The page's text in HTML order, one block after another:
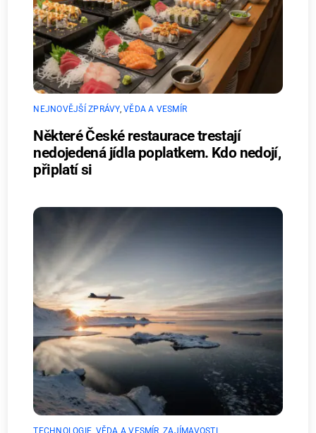
NEJNOVĚJŠÍ ZPRÁVY,VĚDA A VESMÍR
Některé České restaurace trestají
nedojedená jídla poplatkem. Kdo nedojí,
připlatí si
TECHNOLOGIE VĚDA A VESMÍR ,ZAJÍMAVOSTI